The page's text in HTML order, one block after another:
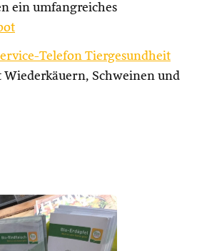
ein umfangreiches
Telefon Tiergesundheit
Schweinen und